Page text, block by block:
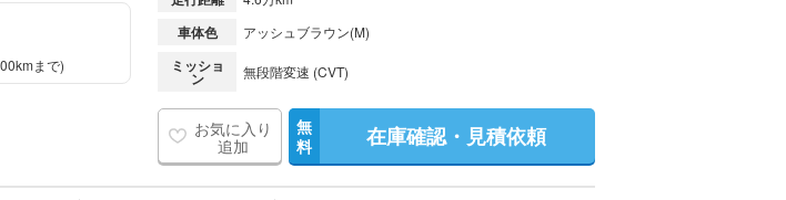
まで)
車体色 アッシュブラウン(M)
ミッショ
ン 無段階変速 (CVT)
お気に入り
追加
無
料
在庫確認・見積依頼